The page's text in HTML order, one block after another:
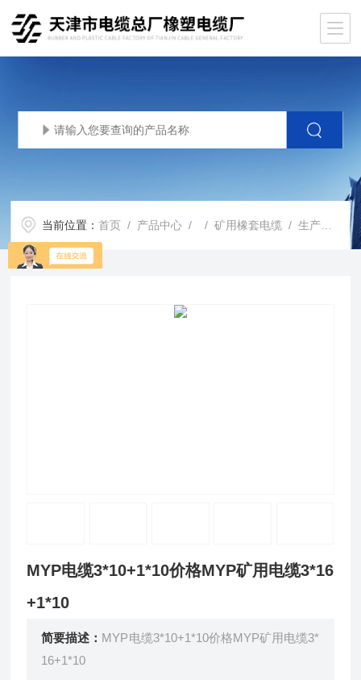
当前位置：首页 / 产品中心 / /矿用橡套电缆 / 生产基地MYP电缆3*10+1*10价格MYP矿用电缆3*16+1*10
MYP电缆3*10+1*10价格MYP矿用电缆3*16
+1*10
简要描述： MYP电缆3*10+1*10价格MYP矿用电缆3*
16+1*10